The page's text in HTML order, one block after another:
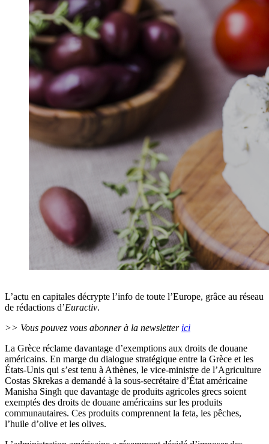
L’actu en capitales décrypte l’info de toute l’Europe, grâce au réseau
de rédactions d’Euractiv.
>> Vous pouvez vous abonner à la newsletter ici
La Grèce réclame davantage d’exemptions aux droits de douane
américains. En marge du dialogue stratégique entre la Grèce et les
États-Unis qui s’est tenu à Athènes, le vice-ministre de l’Agriculture
Costas Skrekas a demandé à la sous-secrétaire d’État américaine
Manisha Singh que davantage de produits agricoles grecs soient
exemptés des droits de douane américains sur les produits
communautaires. Ces produits comprennent la feta, les pêches,
l’huile d’olive et les olives.